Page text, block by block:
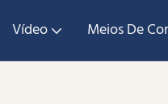
Vídeo Meios De